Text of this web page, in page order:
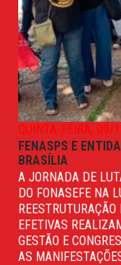
QUINTA-FEIRA, 09/
FENASPS E
BRASÍLIA
A JORNADA DE
DO FONASEFE NA
EFETIVAS
GESTÃO E
AS